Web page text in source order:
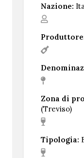
Nazione:
Zona di
(Treviso)
Tipologia: